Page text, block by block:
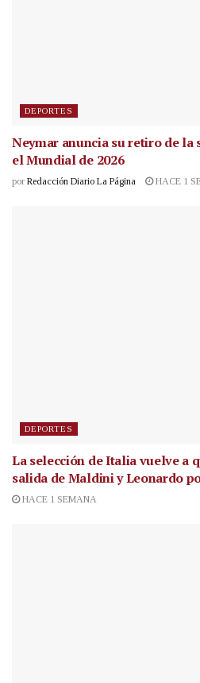
DEPORTES
Neymar anuncia su retiro de la
el Mundial de 2026
por Redacción Diario La Página HACE 1
DEPORTES
La selección de Italia vuelve a
salida de Maldini y Leonardo
HACE 1 SEMANA